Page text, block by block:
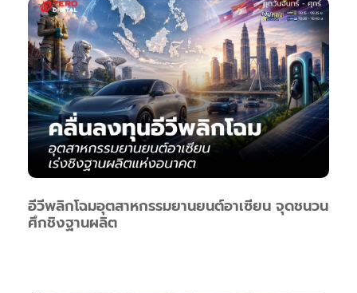
อีวีพลิกโฉมอุตสาหกรรมยานยนต์อาเซียน จุดชนวน
ศึกชิงฐานผลิต